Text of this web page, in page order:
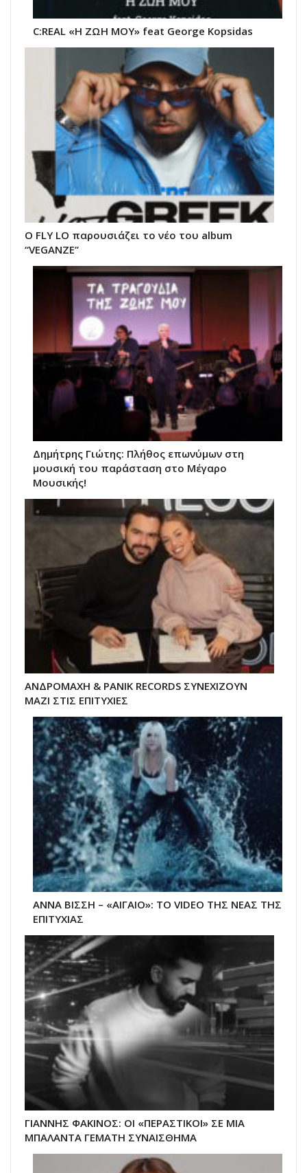
C:REAL «Η ΖΩΗ ΜΟΥ» feat George Kopsidas
Ο FLY LO παρουσιάζει το νέο του album
“VEGANZE”
Δημήτρης Γιώτης: Πλήθος επωνύμων στη
μουσική του παράσταση στο Μέγαρο
Μουσικής!
ΑΝΔΡΟΜΑΧΗ & PANIK RECORDS ΣΥΝΕΧΙΖΟΥΝ
ΜΑΖΙ ΣΤΙΣ ΕΠΙΤΥΧΙΕΣ
ΑΝΝΑ ΒΙΣΣΗ – «ΑΙΓΑΙΟ»: ΤΟ VIDEO ΤΗΣ ΝΕΑΣ ΤΗΣ
ΕΠΙΤΥΧΙΑΣ
ΓΙΑΝΝΗΣ ΦΑΚΙΝΟΣ: ΟΙ «ΠΕΡΑΣΤΙΚΟΙ» ΣΕ ΜΙΑ
ΜΠΑΛΑΝΤΑ ΓΕΜΑΤΗ ΣΥΝΑΙΣΘΗΜΑ